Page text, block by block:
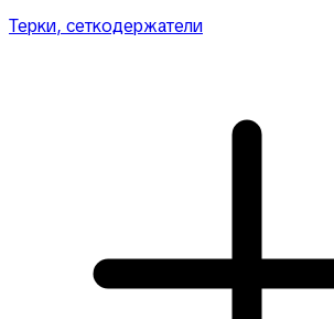
Терки, сеткодержатели